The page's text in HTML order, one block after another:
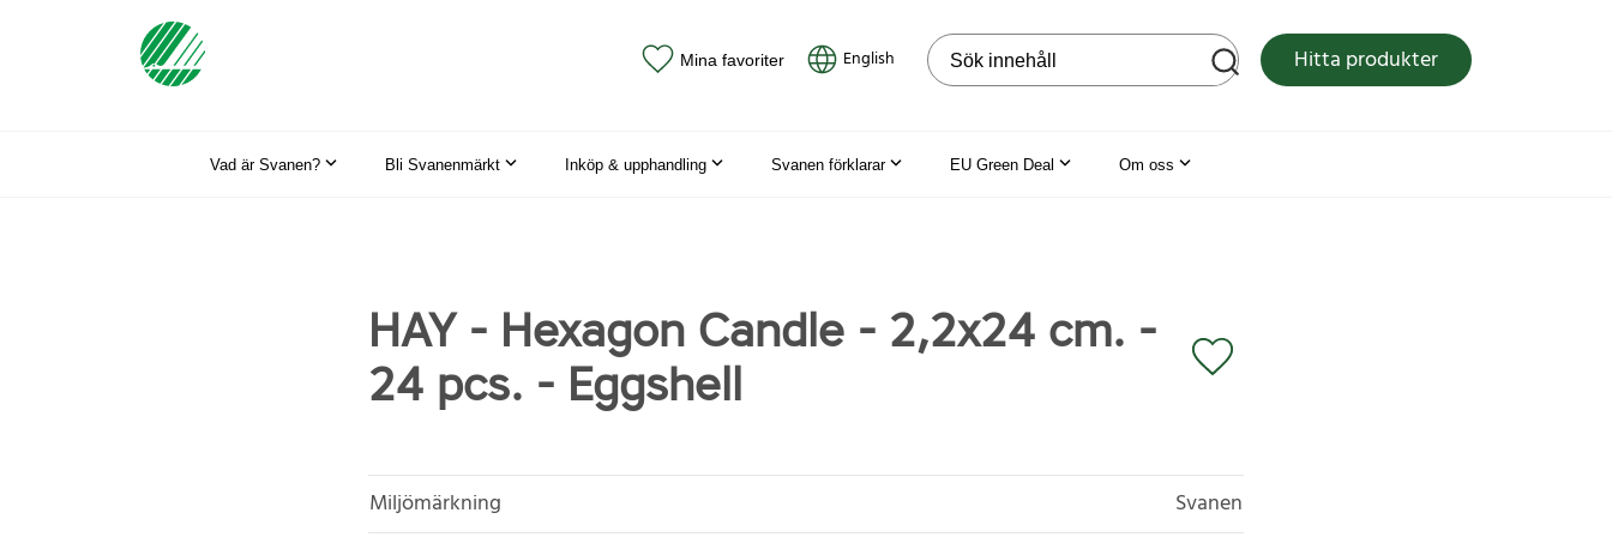
Mina favoriter English Sök på webbplatsen Hitta produkter
Vad är Svanen? Bli Svanenmärkt Inköp & upphandling Svanen förklarar EU Green Deal Om oss
HAY - Hexagon Candle - 2,2x24 cm. -
24 pcs. - Eggshell
Miljömärkning
Svanen